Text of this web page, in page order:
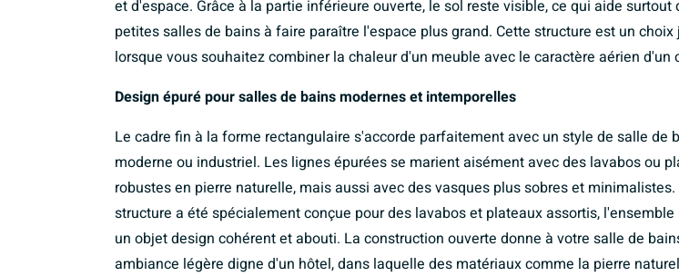
et d'espace. Grâce à la partie inférieure ouverte, le sol reste visible, ce qui aide surtout
petites salles de bains à faire paraître l'espace plus grand. Cette structure est un
lorsque vous souhaitez combiner la chaleur d'un meuble avec le caractère aérien d'un
Design épuré pour salles de bains modernes et intemporelles
Le cadre fin à la forme rectangulaire s'accorde parfaitement avec un style de salle de
moderne ou industriel. Les lignes épurées se marient aisément avec des lavabos ou
robustes en pierre naturelle, mais aussi avec des vasques plus sobres et
structure a été spécialement conçue pour des lavabos et plateaux assortis,
un objet design cohérent et abouti. La construction ouverte donne à votre salle de
ambiance légère digne d'un hôtel, dans laquelle des matériaux comme la pierre